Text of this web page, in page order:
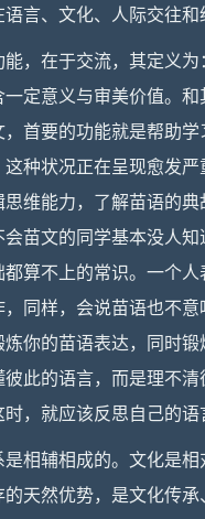
言、文化、人际交往
，在于交流，其定义
定意义与审美价值。
首要的功能就是帮助
种状况正在呈现愈发
维能力，了解苗语的
苗文的同学基本没人
算不上的常识。一个
同样，会说苗语也不
你的苗语表达，同时
此的语言，而是理不
，就应该反思自己的语
相辅相成的。文化是
天然优势，是文化传